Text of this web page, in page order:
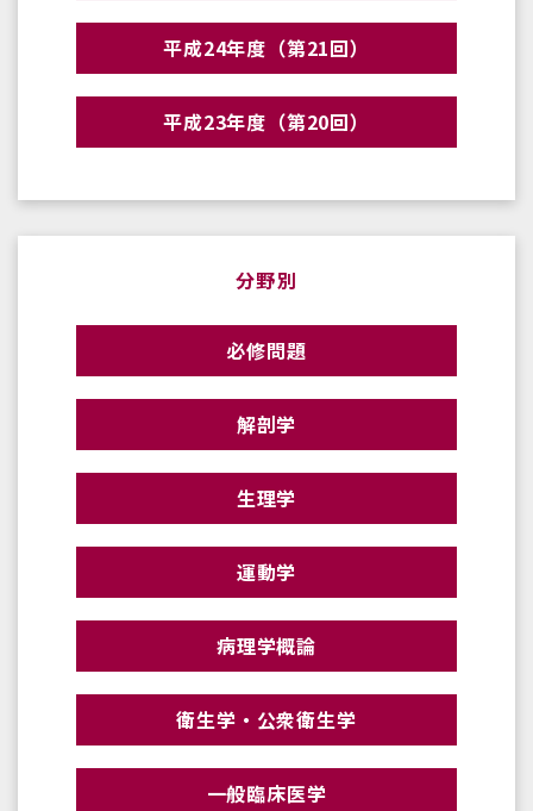
平成24年度（第21回）
平成23年度（第20回）
分野別
必修問題
解剖学
生理学
運動学
病理学概論
衛生学・公衆衛生学
一般臨床医学